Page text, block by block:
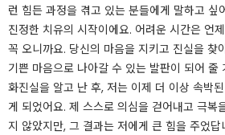
런 힘든 과정을 겪고 있는 분들에게 말하고 싶
진정한 치유의 시작이에요. 어려운 시간은 언
꼭 오니까요. 당신의 마음을 지키고 진실을 찾
기쁜 마음으로 나아갈 수 있는 발판이 되어 줄
화진실을 알고 난 후, 저는 이제 더 이상 속박
게 되었어요. 제 스스로 의심을 걷어내고 극복
지 않았지만, 그 결과는 저에게 큰 힘을 주었